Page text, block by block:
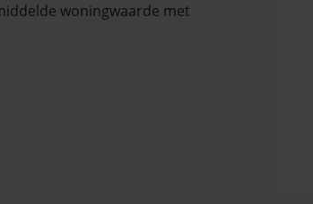
woningwaarde met